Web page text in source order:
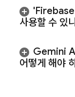
사용할 수 있
Gemini
어떻게 해야